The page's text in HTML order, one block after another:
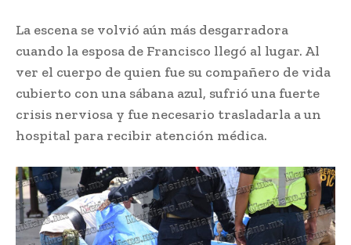
La escena se volvió aún más desgarradora
cuando la esposa de Francisco llegó al lugar. Al
ver el cuerpo de quien fue su compañero de vida
cubierto con una sábana azul, sufrió una fuerte
crisis nerviosa y fue necesario trasladarla a un
hospital para recibir atención médica.